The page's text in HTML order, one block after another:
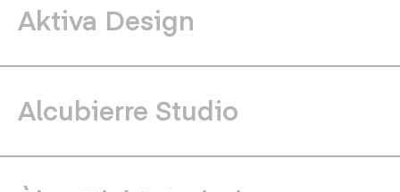
Aktiva Design
Alcubierre Studio